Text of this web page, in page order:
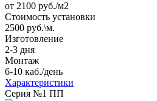
от 2100 руб./м2
Стоимость установки
2500 руб.\м.
Изготовление
2-3 дня
Монтаж
6-10 каб./день
Характеристики
Серия №1 ПП